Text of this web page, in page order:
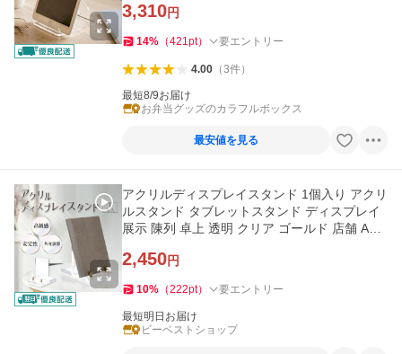
3,310円
14% （421pt） 要エントリー
4.00（3件）
最短8/9お届け
お弁当グッズのカラフルボックス
最安値を見る
アクリルディスプレイスタンド 1個入り アクリ
ルスタンド タブレットスタンド ディスプレイ
展示 陳列 卓上 透明 クリア ゴールド 店舗 ADS
2,450円
10% （222pt） 要エントリー
最短明日お届け
ビーベストショップ